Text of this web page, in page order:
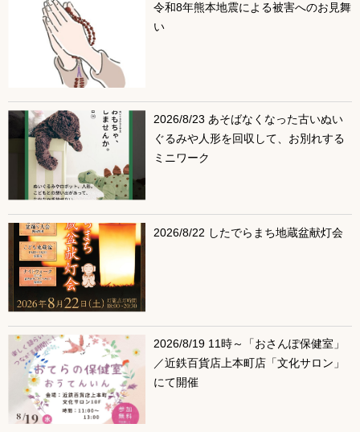
令和8年熊本地震による被害へのお見舞
い
2026/8/23 あそばなくなった古いぬい
ぐるみや人形を回収して、お別れする
ミニワーク
2026/8/22 したでらまち地蔵盆献灯会
2026/8/19 11時～「おさんぽ保健室」
／近鉄百貨店上本町店「文化サロン」
にて開催